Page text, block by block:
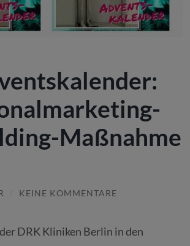
Maßnahme
KEINE KOMMENTARE
DRK Kliniken Berlin in den